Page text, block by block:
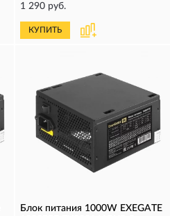
1 290 руб.
КУПИТЬ
Блок питания 1000W EXEGATE